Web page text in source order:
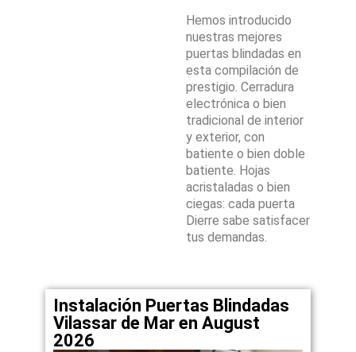
Hemos introducido
nuestras mejores
puertas blindadas en
esta compilación de
prestigio. Cerradura
electrónica o bien
tradicional de interior
y exterior, con
batiente o bien doble
batiente. Hojas
acristaladas o bien
ciegas: cada puerta
Dierre sabe satisfacer
tus demandas.
Instalación Puertas Blindadas
Vilassar de Mar en August
2026